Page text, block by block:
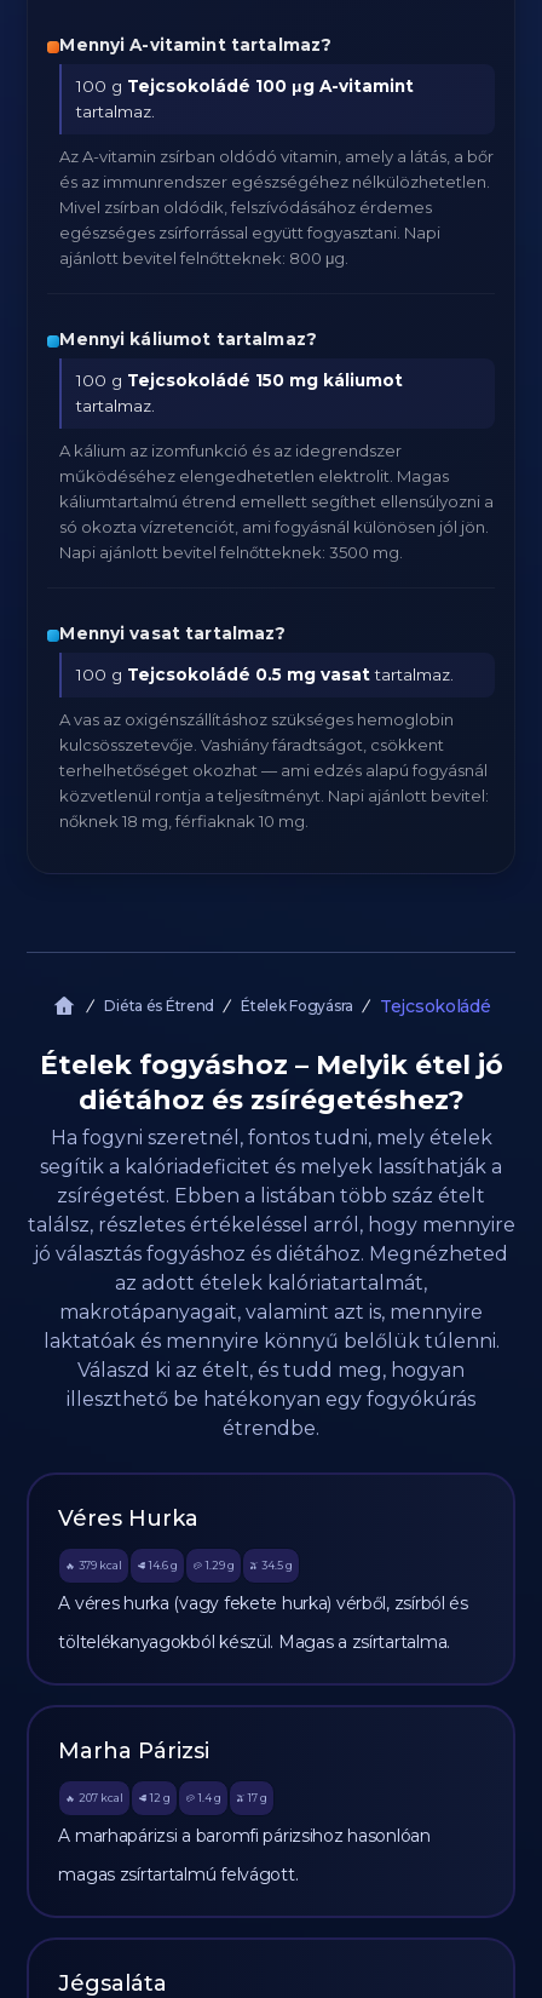
Mennyi A-vitamint tartalmaz?
100 g Tejcsokoládé 100 μg A-vitamint
tartalmaz.
Az A-vitamin zsírban oldódó vitamin, amely a látás, a bőr
és az immunrendszer egészségéhez nélkülözhetetlen.
Mivel zsírban oldódik, felszívódásához érdemes
egészséges zsírforrással együtt fogyasztani. Napi
ajánlott bevitel felnőtteknek: 800 μg.
Mennyi káliumot tartalmaz?
100 g Tejcsokoládé 150 mg káliumot
tartalmaz.
A kálium az izomfunkció és az idegrendszer
működéséhez elengedhetetlen elektrolit. Magas
káliumtartalmú étrend emellett segíthet ellensúlyozni a
só okozta vízretenciót, ami fogyásnál különösen jól jön.
Napi ajánlott bevitel felnőtteknek: 3500 mg.
Mennyi vasat tartalmaz?
100 g Tejcsokoládé 0.5 mg vasattartalmaz.
A vas az oxigénszállításhoz szükséges hemoglobin
kulcsösszetevője. Vashiány fáradtságot, csökkent
terhelhetőséget okozhat — ami edzés alapú fogyásnál
közvetlenül rontja a teljesítményt. Napi ajánlott bevitel:
nőknek 18 mg, férfiaknak 10 mg.
Diéta és Étrend Ételek Fogyásra Tejcsokoládé
Ételek fogyáshoz – Melyik étel jó
diétához és zsírégetéshez?
Ha fogyni szeretnél, fontos tudni, mely ételek
segítik a kalóriadeficitet és melyek lassíthatják a
zsírégetést. Ebben a listában több száz ételt
találsz, részletes értékeléssel arról, hogy mennyire
jó választás fogyáshoz és diétához. Megnézheted
az adott ételek kalóriatartalmát,
makrotápanyagait, valamint azt is, mennyire
laktatóak és mennyire könnyű belőlük túlenni.
Válaszd ki az ételt, és tudd meg, hogyan
illeszthető be hatékonyan egy fogyókúrás
étrendbe.
Véres Hurka
🔥 379 kcal 🥩 14.6 g 🥔 1.29g 🫒 34.5 g
A véres hurka (vagy fekete hurka) vérből, zsírból és
töltelékanyagokból készül. Magas a zsírtartalma.
Marha Párizsi
🔥 207 kcal 🥩 12 g 🥔 1.4g 🫒 17 g
A marhapárizsi a baromfi párizsihoz hasonlóan
magas zsírtartalmú felvágott.
Jégsaláta